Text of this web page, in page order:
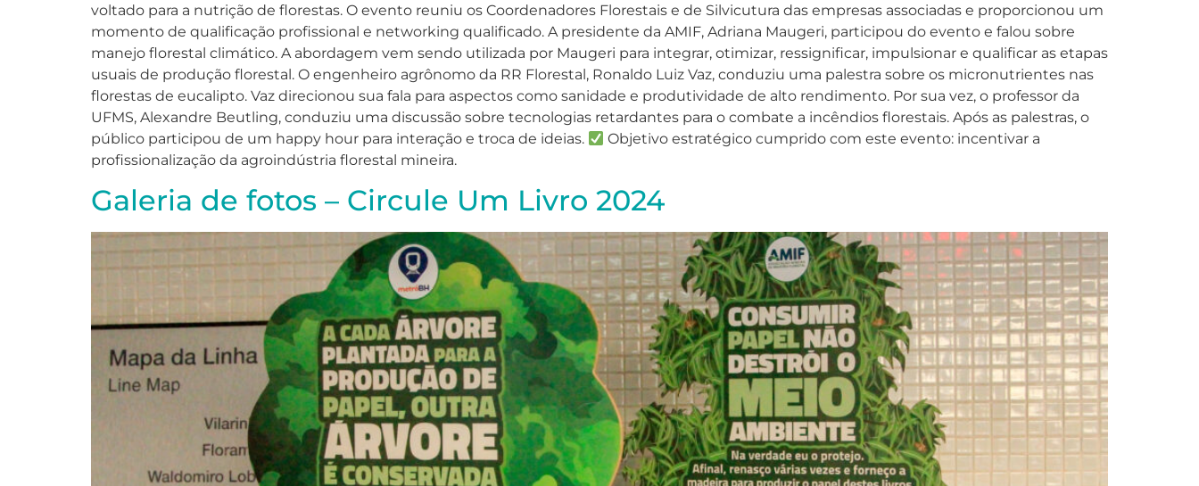
voltado para a nutrição de florestas. O evento reuniu os Coordenadores Florestais e de Silvicutura das empresas associadas e proporcionou um
momento de qualificação profissional e networking qualificado. A presidente da AMIF, Adriana Maugeri, participou do evento e falou sobre
manejo florestal climático. A abordagem vem sendo utilizada por Maugeri para integrar, otimizar, ressignificar, impulsionar e qualificar as etapas
usuais de produção florestal. O engenheiro agrônomo da RR Florestal, Ronaldo Luiz Vaz, conduziu uma palestra sobre os micronutrientes nas
florestas de eucalipto. Vaz direcionou sua fala para aspectos como sanidade e produtividade de alto rendimento. Por sua vez, o professor da
UFMS, Alexandre Beutling, conduziu uma discussão sobre tecnologias retardantes para o combate a incêndios florestais. Após as palestras, o
público participou de um happy hour para interação e troca de ideias.
Objetivo estratégico cumprido com este evento: incentivar a
profissionalização da agroindústria florestal mineira.
Galeria de fotos – Circule Um Livro 2024